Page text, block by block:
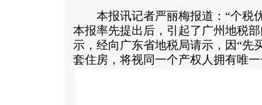
本报讯记者严丽梅报道：“个税优
本报率先提出后，引起了广州地税
示，经向广东省地税局请示，因“先
套住房，将视同一个产权人拥有唯